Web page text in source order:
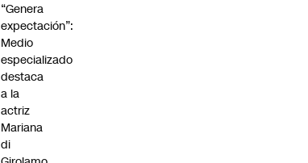
“Genera
expectación”:
Medio
especializado
destaca
a la
actriz
Mariana
di